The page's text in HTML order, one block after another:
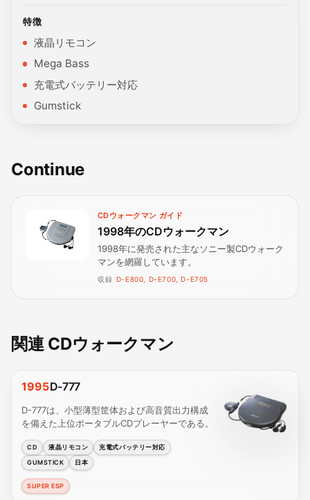
特徴
液晶リモコン
Mega Bass
充電式バッテリー対応
Gumstick
Continue
CDウォークマン ガイド
1998年のCDウォークマン
1998年に発売された主なソニー製CDウォーク
マンを網羅しています。
収録 D-E800, D-E700, D-E705
関連 CDウォークマン
1995D-777
D-777は、小型薄型筐体および高音質出力構成
を備えた上位ポータブルCDプレーヤーである。
CD 液晶リモコン
充電式バッテリー対応
GUMSTICK
日本
SUPER ESP